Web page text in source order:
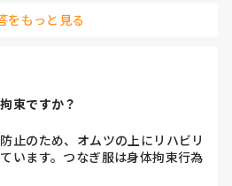
はありません。人手不足と言われる
をもっと見る
束ですか？
止のため、オムツの上にリハビリ
います。つなぎ服は身体拘束行為
に了承を得ていますが、オムツの